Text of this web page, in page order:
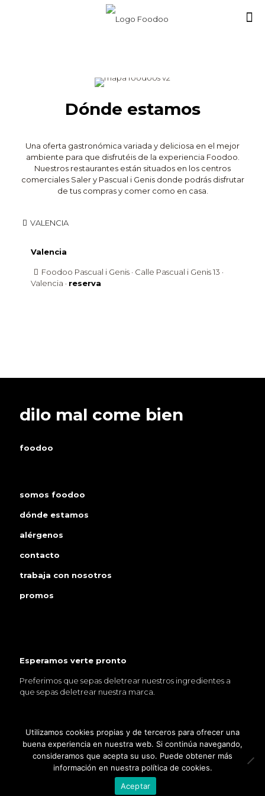
Dónde estamos
Una oferta gastronómica variada y deliciosa en el mejor
ambiente para que disfrutéis de la experiencia Foodoo.
Nuestros restaurantes están situados en los centros
comerciales Saler y Pascual i Genis donde podrás disfrutar
de tus compras y comer como en casa.
VALENCIA
Valencia
Foodoo Pascual i Genis · Calle Pascual i Genis 13 ·
Valencia · reserva
dilo mal come bien
foodoo
somos foodoo
dónde estamos
alérgenos
contacto
trabaja con nosotros
promos
Esperamos verte pronto
Preferimos que sepas deletrear nuestros ingredientes a
que sepas deletrear nuestra marca.
© 2021 Foodoo. All Rights Reserved | política de privacidad
politica de cookies|aviso legal
Utilizamos cookies propias y de terceros para ofrecer una
buena experiencia en nuestra web. Si continúa navegando,
consideramos que acepta su uso. Puede obtener más
información en nuestra política de cookies.
Aceptar